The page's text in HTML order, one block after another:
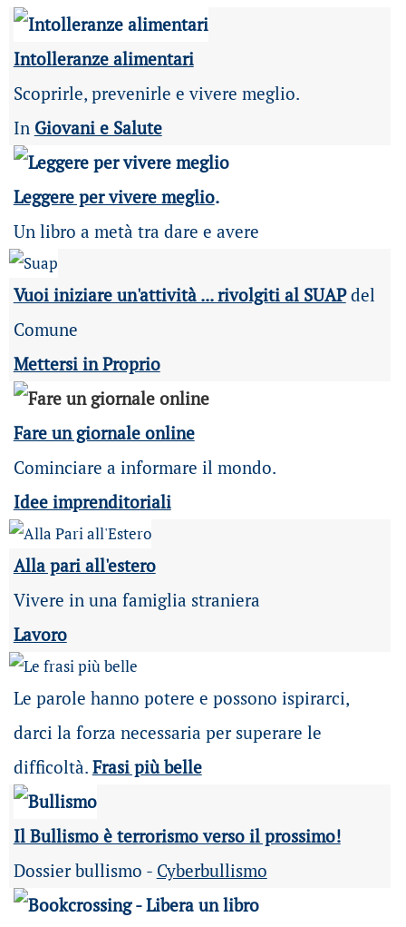
Intolleranze alimentari
Scoprirle, prevenirle e vivere meglio.
In Giovani e Salute
Leggere per vivere meglio.
Un libro a metà tra dare e avere
Vuoi iniziare un'attività ... rivolgiti al SUAPdel
Comune
Mettersi in Proprio
Fare un giornale online
Cominciare a informare il mondo.
Idee imprenditoriali
Alla pari all'estero
Vivere in una famiglia straniera
Lavoro
Le parole hanno potere e possono ispirarci,
darci la forza necessaria per superare le
difficoltà. Frasi più belle
Il Bullismo è terrorismo verso il prossimo!
Dossier bullismo - Cyberbullismo